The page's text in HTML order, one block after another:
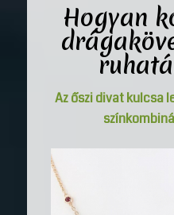
Hogyan
Az őszi divat kulcsa